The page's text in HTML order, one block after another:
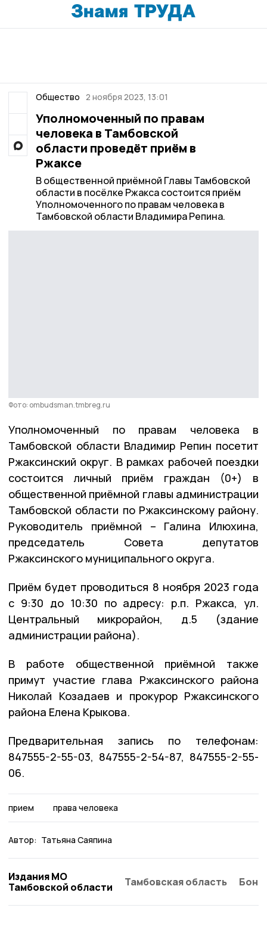
Общество 2 ноября 2023, 13:01
Уполномоченный по правам
человека в Тамбовской
области проведёт приём в
Ржаксе
В общественной приёмной Главы Тамбовской
области в посёлке Ржакса состоится приём
Уполномоченного по правам человека в
Тамбовской области Владимира Репина.
Фото: ombudsman.tmbreg.ru
Уполномоченный по правам человека в
Тамбовской области Владимир Репин посетит
Ржаксинский округ. В рамках рабочей поездки
состоится личный приём граждан (0+) в
общественной приёмной главы администрации
Тамбовской области по Ржаксинскому району.
Руководитель приёмной – Галина Илюхина,
председатель Совета депутатов
Ржаксинского муниципального округа.
Приём будет проводиться 8 ноября 2023 года
с 9:30 до 10:30 по адресу: р.п. Ржакса, ул.
Центральный микрорайон, д.5 (здание
администрации района).
В работе общественной приёмной также
примут участие глава Ржаксинского района
Николай Козадаев и прокурор Ржаксинского
района Елена Крыкова.
Предварительная запись по телефонам:
847555-2-55-03, 847555-2-54-87, 847555-2-55-
06.
прием права человека
Автор: Татьяна Саяпина
Издания МО
Тамбовской области
Тамбовская область